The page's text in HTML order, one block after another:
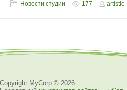
Новости студии 177 artistic
Copyright MyCorp © 2026